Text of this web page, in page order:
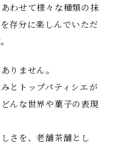
わせて様々な種類の抹
存分に楽しんでいただ
りません。
とトップパティシエが
んな世界や菓子の表現
さを、老舗茶舗とし